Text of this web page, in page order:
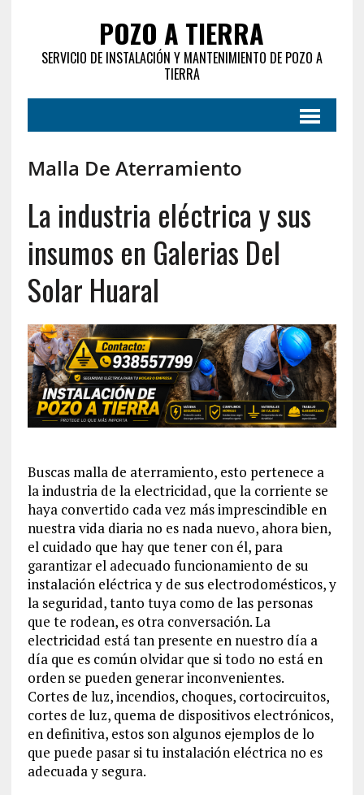
POZO A TIERRA
SERVICIO DE INSTALACIÓN Y MANTENIMIENTO DE POZO A
TIERRA
Malla De Aterramiento
La industria eléctrica y sus
insumos en Galerias Del
Solar Huaral
Buscas malla de aterramiento, esto pertenece a
la industria de la electricidad, que la corriente se
haya convertido cada vez más imprescindible en
nuestra vida diaria no es nada nuevo, ahora bien,
el cuidado que hay que tener con él, para
garantizar el adecuado funcionamiento de su
instalación eléctrica y de sus electrodomésticos, y
la seguridad, tanto tuya como de las personas
que te rodean, es otra conversación. La
electricidad está tan presente en nuestro día a
día que es común olvidar que si todo no está en
orden se pueden generar inconvenientes.
Cortes de luz, incendios, choques, cortocircuitos,
cortes de luz, quema de dispositivos electrónicos,
en definitiva, estos son algunos ejemplos de lo
que puede pasar si tu instalación eléctrica no es
adecuada y segura.